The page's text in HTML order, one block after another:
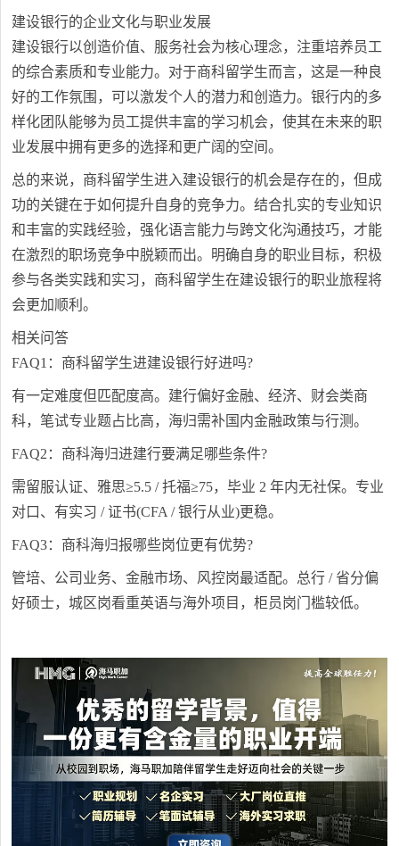
建设银行的企业文化与职业发展
建设银行以创造价值、服务社会为核心理念，注重培养员工
的综合素质和专业能力。对于商科留学生而言，这是一种良
好的工作氛围，可以激发个人的潜力和创造力。银行内的多
样化团队能够为员工提供丰富的学习机会，使其在未来的职
业发展中拥有更多的选择和更广阔的空间。
总的来说，商科留学生进入建设银行的机会是存在的，但成
功的关键在于如何提升自身的竞争力。结合扎实的专业知识
和丰富的实践经验，强化语言能力与跨文化沟通技巧，才能
在激烈的职场竞争中脱颖而出。明确自身的职业目标，积极
参与各类实践和实习，商科留学生在建设银行的职业旅程将
会更加顺利。
相关问答
FAQ1：商科留学生进建设银行好进吗?
有一定难度但匹配度高。建行偏好金融、经济、财会类商
科，笔试专业题占比高，海归需补国内金融政策与行测。
FAQ2：商科海归进建行要满足哪些条件?
需留服认证、雅思≥5.5 / 托福≥75，毕业 2 年内无社保。专业
对口、有实习 / 证书(CFA / 银行从业)更稳。
FAQ3：商科海归报哪些岗位更有优势?
管培、公司业务、金融市场、风控岗最适配。总行 / 省分偏
好硕士，城区岗看重英语与海外项目，柜员岗门槛较低。